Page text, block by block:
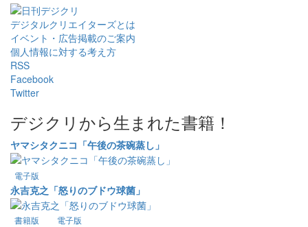
デジタルクリエイターズとは
イベント・広告掲載のご案内
個人情報に対する考え方
RSS
Facebook
Twitter
デジクリから生まれた書籍！
ヤマシタクニコ「午後の茶碗蒸し」
電子版
永吉克之「怒りのブドウ球菌」
書籍版 電子版